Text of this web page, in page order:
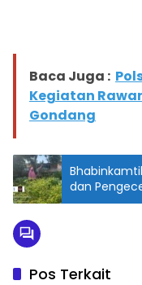
Baca Juga :
Kegiatan
Gondang
dan
di Desa
Pos Terkait